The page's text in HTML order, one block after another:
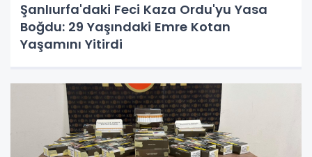
Şanlıurfa'daki Feci Kaza Ordu'yu Yasa
Boğdu: 29 Yaşındaki Emre Kotan
Yaşamını Yitirdi